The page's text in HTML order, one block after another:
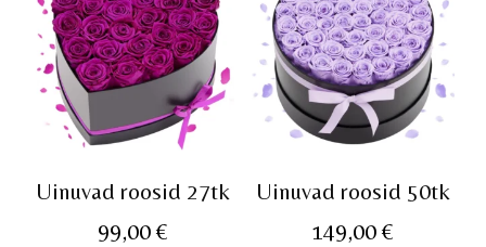
Uinuvad roosid 27tk
99,00€
Uinuvad roosid 50tk
149,00€